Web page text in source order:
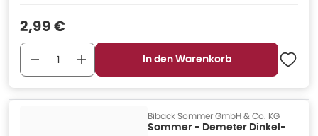
Verkaufspreis
2,99 €
In den Warenkorb
Biback Sommer GmbH & Co. KG
Sommer - Demeter Dinkel-